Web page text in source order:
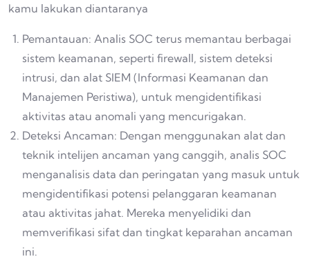
kamu lakukan diantaranya
Pemantauan: Analis SOC terus memantau berbagai
sistem keamanan, seperti firewall, sistem deteksi
intrusi, dan alat SIEM (Informasi Keamanan dan
Manajemen Peristiwa), untuk mengidentifikasi
aktivitas atau anomali yang mencurigakan.
Deteksi Ancaman: Dengan menggunakan alat dan
teknik intelijen ancaman yang canggih, analis SOC
menganalisis data dan peringatan yang masuk untuk
mengidentifikasi potensi pelanggaran keamanan
atau aktivitas jahat. Mereka menyelidiki dan
memverifikasi sifat dan tingkat keparahan ancaman
ini.